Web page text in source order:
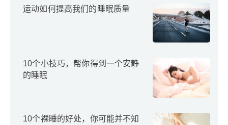
运动如何提高我们的睡眠质量
10个小技巧，帮你得到一个安静
的睡眠
10个裸睡的好处，你可能并不知